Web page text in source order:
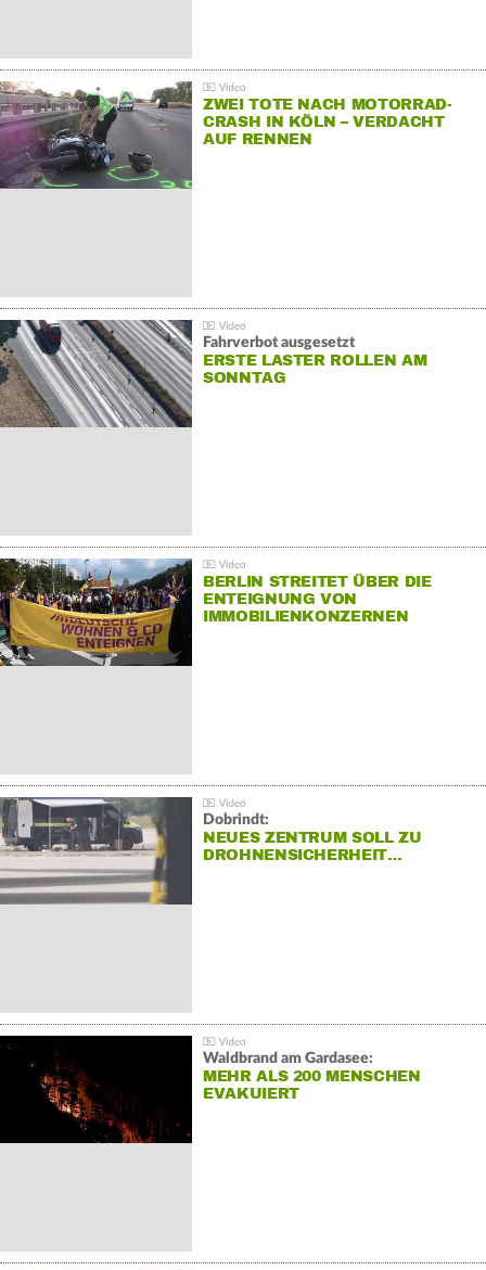
ZWEI TOTE NACH MOTORRAD-
CRASH IN KÖLN – VERDACHT
AUF RENNEN
Fahrverbot ausgesetzt
ERSTE LASTER ROLLEN AM
SONNTAG
BERLIN STREITET ÜBER DIE
ENTEIGNUNG VON
IMMOBILIENKONZERNEN
Dobrindt:
NEUES ZENTRUM SOLL ZU
DROHNENSICHERHEIT…
Waldbrand am Gardasee:
MEHR ALS 200 MENSCHEN
EVAKUIERT